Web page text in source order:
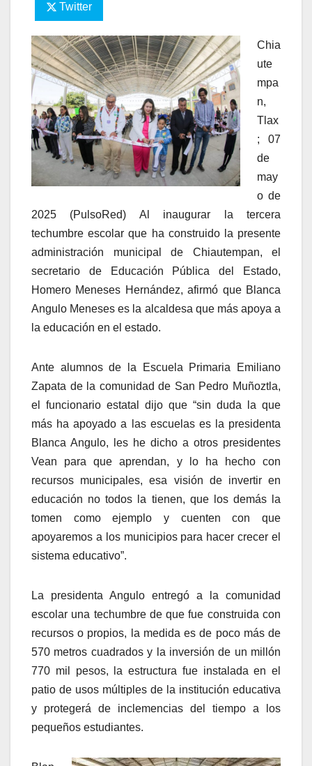
Twitter
Chia
ute
mpa
n,
Tlax
; 07
de
may
o de
2025 (PulsoRed) Al inaugurar la tercera
techumbre escolar que ha construido la presente
administración municipal de Chiautempan, el
secretario de Educación Pública del Estado,
Homero Meneses Hernández, afirmó que Blanca
Angulo Meneses es la alcaldesa que más apoya a
la educación en el estado.
Ante alumnos de la Escuela Primaria Emiliano
Zapata de la comunidad de San Pedro Muñoztla,
el funcionario estatal dijo que “sin duda la que
más ha apoyado a las escuelas es la presidenta
Blanca Angulo, les he dicho a otros presidentes
Vean para que aprendan, y lo ha hecho con
recursos municipales, esa visión de invertir en
educación no todos la tienen, que los demás la
tomen como ejemplo y cuenten con que
apoyaremos a los municipios para hacer crecer el
sistema educativo”.
La presidenta Angulo entregó a la comunidad
escolar una techumbre de que fue construida con
recursos o propios, la medida es de poco más de
570 metros cuadrados y la inversión de un millón
770 mil pesos, la estructura fue instalada en el
patio de usos múltiples de la institución educativa
y protegerá de inclemencias del tiempo a los
pequeños estudiantes.